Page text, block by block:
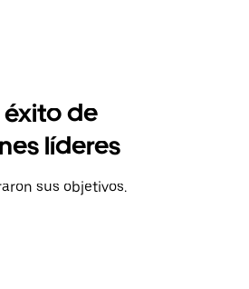
éxito de
líderes
sus objetivos.